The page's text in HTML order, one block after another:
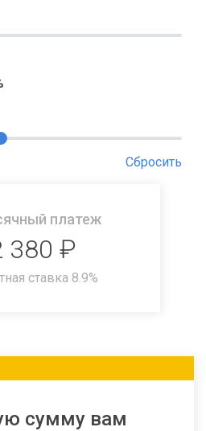
Сбросить
платеж
380 ₽
ставка 8.9%
сумму вам